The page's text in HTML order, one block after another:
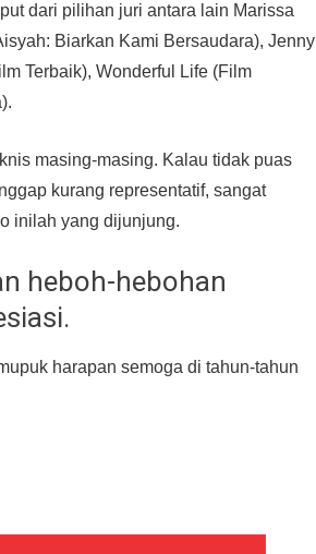
dari pilihan juri antara lain Marissa
Biarkan Kami Bersaudara), Jenny
Terbaik), Wonderful Life (Film
masing-masing. Kalau tidak puas
kurang representatif, sangat
inilah yang dijunjung.
heboh-hebohan
harapan semoga di tahun-tahun